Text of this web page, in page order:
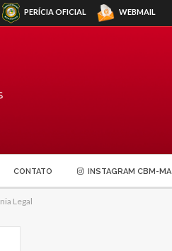
PERÍCIA OFICIAL WEBMAIL
CONTATO INSTAGRAM CBM-MA
Legal